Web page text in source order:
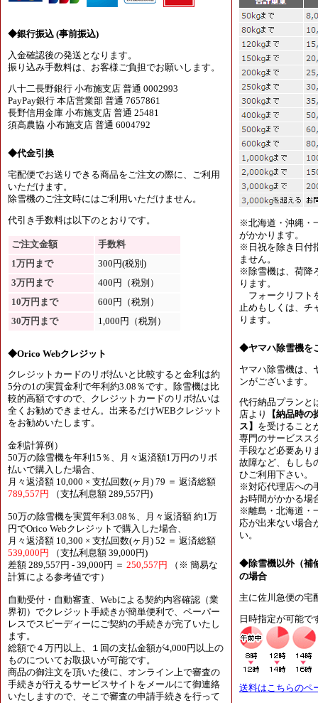
◆銀行振込 (事前振込)
入金確認後の発送となります。
振り込み手数料は、お客様ご負担でお願いします。
八十二長野銀行 小布施支店 普通 0002993
PayPay銀行 本店営業部 普通 7657861
長野信用金庫 小布施支店 普通 25481
須高農協 小布施支店 普通 6004792
◆代金引換
宅配便でお送りできる商品をご注文の際に、ご利用
いただけます。
除雪機のご注文時にはご利用いただけません。
代引き手数料は以下のとおりです。
ご注文金額
手数料
1万円まで
300円(税別)
3万円まで
400円（税別）
10万円まで
600円（税別）
30万円まで
1,000円（税別）
◆Orico Webクレジット
クレジットカードのリボ払いと比較すると金利は約
5分の1の実質金利で年利約3.08％です。除雪機は比
較的高額ですので、クレジットカードのリボ払いは
全くお勧めできません。出来るだけWEBクレジット
をお勧めいたします。
金利計算例）
50万の除雪機を年利15％、月々返済額1万円のリボ
払いで購入した場合、
月々返済額 10,000 × 支払回数(ヶ月) 79 ＝ 返済総額
789,557円
（支払利息額 289,557円)
50万の除雪機を実質年利3.08％、月々返済額 約1万
円でOrico Webクレジットで購入した場合、
月々返済額 10,300 × 支払回数(ヶ月) 52 ＝ 返済総額
539,000円
（支払利息額 39,000円)
差額 289,557円 - 39,000円 ＝ 250,557円
（※ 簡易な
計算による参考値です）
自動受付・自動審査、Webによる契約内容確認（業
界初）でクレジット手続きが簡単便利で、ペーパー
レスでスピーディーにご契約の手続きが完了いたし
ます。
総額で４万円以上、１回の支払金額が4,000円以上の
ものについてお取扱いが可能です。
商品の御注文を頂いた後に、オンライン上で審査の
手続きが行えるサービスサイトをメールにて御連絡
いたしますので、そこで審査の申請手続きを行って
※北海道・沖縄・
がかかります。
※日祝を除き日付
ません。
※除雪機は、荷降
ります。
フォークリフト
止めもしくは、チ
ります。
◆ヤマハ除雪機を
ヤマハ除雪機は、
ンがございます。
代行納品プランと
店より
【納品時
ス】 を受けること
専門のサービスス
手段など必要あり
故障など、もしも
ひご利用下さい。
※対応代理店への
お時間がかかる場
※離島・北海道・
応が出来ない場合
い。
◆除雪機以外（補
の場合
主に佐川急便の宅
日時指定が可能で
送料はこちらのペ